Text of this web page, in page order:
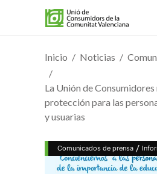
Inicio Noticias
La Unión de
protección para las
y usuarias
Comunicados de prensa /